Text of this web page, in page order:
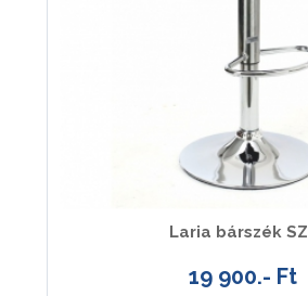
Laria bárszék SZ
19 900.- Ft